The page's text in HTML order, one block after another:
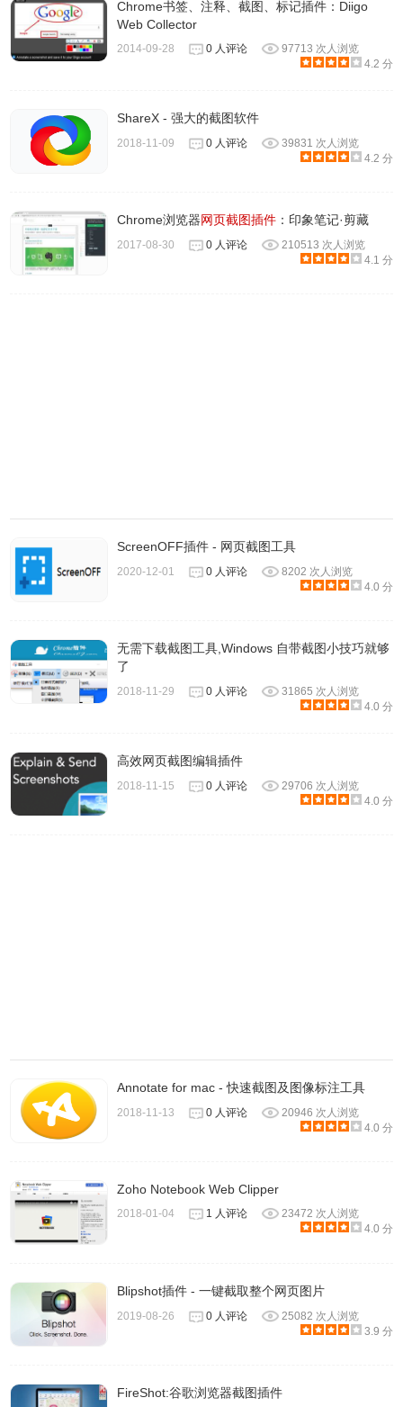
Chrome书签、注释、截图、标记插件：Diigo
Web Collector
2014-09-28 0 人评论
97713 次人浏览
4.2 分
ShareX - 强大的截图软件
2018-11-09 0 人评论
39831 次人浏览
4.2 分
Chrome浏览器网页截图插件 ：印象笔记·剪藏
2017-08-30 0 人评论
210513 次人浏览
4.1 分
ScreenOFF插件 - 网页截图工具
2020-12-01 0 人评论
8202 次人浏览
4.0 分
无需下载截图工具,Windows 自带截图小技巧就够
了
2018-11-29 0 人评论
31865 次人浏览
4.0 分
高效网页截图编辑插件
2018-11-15 0 人评论
29706 次人浏览
4.0 分
Annotate for mac - 快速截图及图像标注工具
2018-11-13 0 人评论
20946 次人浏览
4.0 分
Zoho Notebook Web Clipper
2018-01-04 1 人评论
23472 次人浏览
4.0 分
Blipshot插件 - 一键截取整个网页图片
2019-08-26 0 人评论
25082 次人浏览
3.9 分
FireShot:谷歌浏览器截图插件